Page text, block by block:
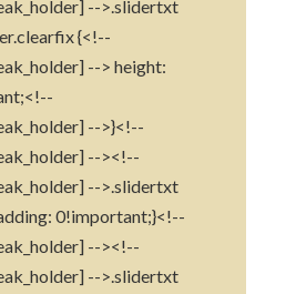
-->.slidertxt
{<!--
--> height:
-->}<!--
--><!--
-->.slidertxt
0!important;}<!--
--><!--
-->.slidertxt